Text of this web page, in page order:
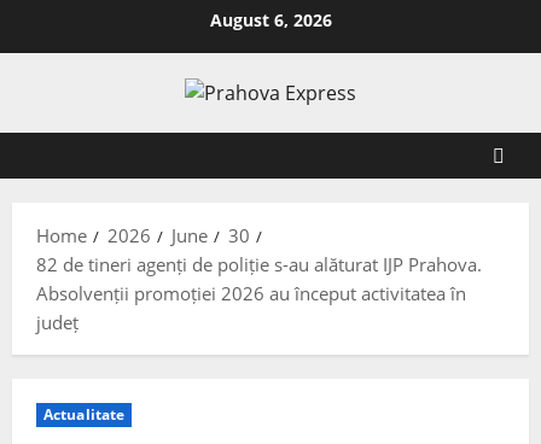
August 6, 2026
Home 2026 June
30
82 de tineri agenți de poliție s-au alăturat IJP Prahova.
Absolvenții promoției 2026 au început activitatea în
județ
Actualitate